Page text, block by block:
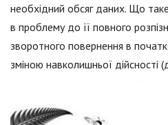
необхідний обсяг даних. Що
в проблему до її повного
зворотного повернення в
зміною навколишньої дійсності